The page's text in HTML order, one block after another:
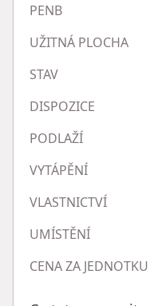
PENB
UŽITNÁ PLOCHA
STAV
DISPOZICE
PODLAŽÍ
VYTÁPĚNÍ
VLASTNICTVÍ
UMÍSTĚNÍ
CENA ZA JEDNOTKU